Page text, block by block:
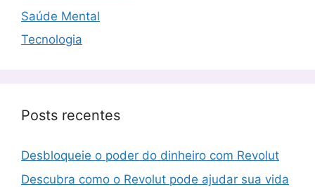
Saúde Mental
Tecnologia
Posts recentes
Desbloqueie o poder do dinheiro com Revolut
Descubra como o Revolut pode ajudar sua vida